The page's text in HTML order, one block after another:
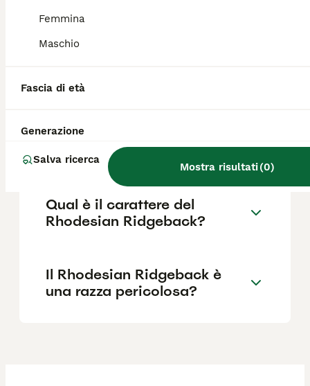
Femmina
Maschio
Fascia di età
Generazione
Salva ricerca
Mostra risultati(0)
reputazione dell'allevatore e la posizione.
cane aggressivo?
Come scegliere un cucciolo
di rhodesian?
Qual è il carattere del
Rhodesian Ridgeback?
Il Rhodesian Ridgeback è
una razza pericolosa?